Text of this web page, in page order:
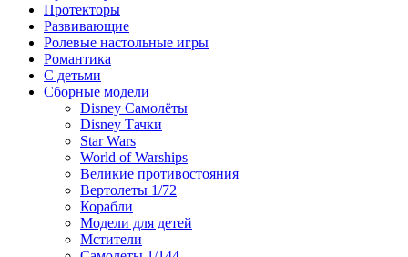
Протекторы
Развивающие
Ролевые настольные игры
Романтика
С детьми
Сборные модели
Disney Самолёты
Disney Тачки
Star Wars
World of Warships
Великие противостояния
Вертолеты 1/72
Корабли
Модели для детей
Мстители